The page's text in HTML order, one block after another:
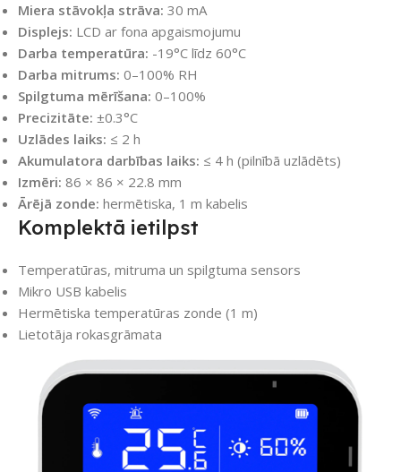
Miera stāvokļa strāva: 30 mA
Displejs: LCD ar fona apgaismojumu
Darba temperatūra: -19°C līdz 60°C
Darba mitrums: 0–100% RH
Spilgtuma mērīšana: 0–100%
Precizitāte: ±0.3°C
Uzlādes laiks: ≤ 2 h
Akumulatora darbības laiks: ≤ 4 h (pilnībā uzlādēts)
Izmēri: 86 × 86 × 22.8 mm
Ārējā zonde: hermētiska, 1 m kabelis
Komplektā ietilpst
Temperatūras, mitruma un spilgtuma sensors
Mikro USB kabelis
Hermētiska temperatūras zonde (1 m)
Lietotāja rokasgrāmata